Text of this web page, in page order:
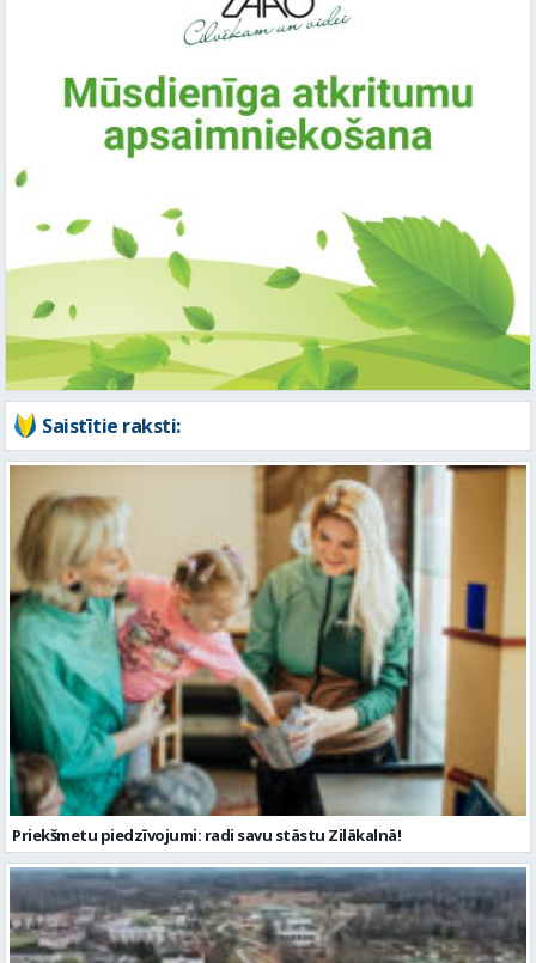
Saistītie raksti:
Priekšmetu piedzīvojumi: radi savu stāstu Zilākalnā!